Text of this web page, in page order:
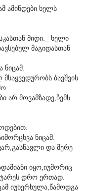
ამინდები ხელს
მიდი._ ხელი
მაგიდასთან
ნიცამ.
მსაყვედურობს ბავშვის
არ მოვამზადე,ჩემს
ნიცამ.
და მერე
იყო,იუმორიც
დრო ერთად.
იუხერხულა,წამოდგა